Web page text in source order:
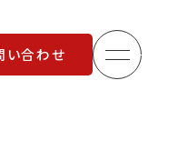
い合わせ メニ